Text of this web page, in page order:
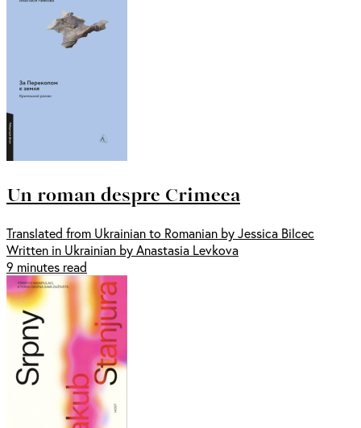
Un roman despre Crimeea
Translated from Ukrainian to Romanian by Jessica Bilcec
Written in Ukrainian by Anastasia Levkova
9 minutes read